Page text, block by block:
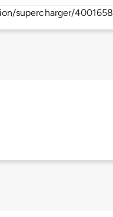
supercharger/4001658